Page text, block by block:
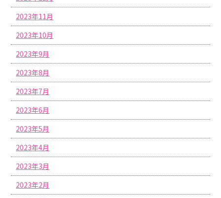
2023年11月
2023年10月
2023年9月
2023年8月
2023年7月
2023年6月
2023年5月
2023年4月
2023年3月
2023年2月